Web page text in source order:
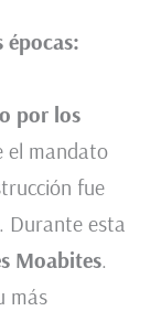
épocas:
por los
el mandato
fue
Durante esta
Moabites.
más